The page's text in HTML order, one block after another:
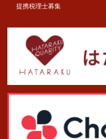
提携税理士募集